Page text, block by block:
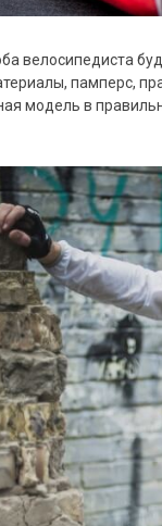
велосипедиста
памперс,
модель в